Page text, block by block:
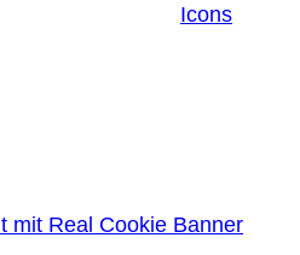
Icons
mit Real Cookie Banner